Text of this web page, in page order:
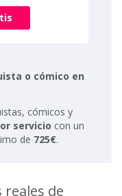
o cómico en
cómicos y
servicio con un
de 725€.
reales de